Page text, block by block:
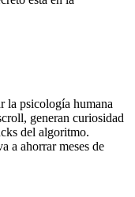
la psicología humana
generan curiosidad
del algoritmo.
a ahorrar meses de